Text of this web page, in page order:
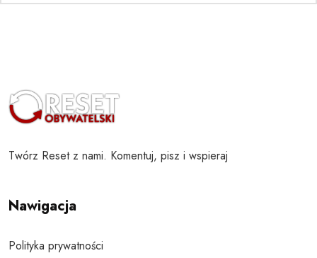
Twórz Reset z nami. Komentuj, pisz i wspieraj
Nawigacja
Polityka prywatności